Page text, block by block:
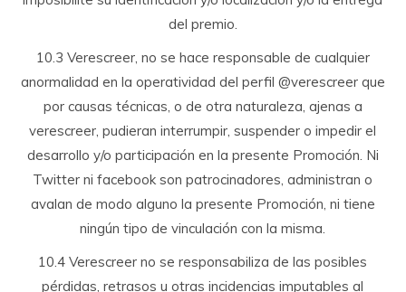
del premio.
10.3 Verescreer, no se hace responsable de cualquier
anormalidad en la operatividad del perfil @verescreer que
por causas técnicas, o de otra naturaleza, ajenas a
verescreer, pudieran interrumpir, suspender o impedir el
desarrollo y/o participación en la presente Promoción. Ni
Twitter ni facebook son patrocinadores, administran o
avalan de modo alguno la presente Promoción, ni tiene
ningún tipo de vinculación con la misma.
10.4 Verescreer no se responsabiliza de las posibles
pérdidas, retrasos u otras incidencias imputables al